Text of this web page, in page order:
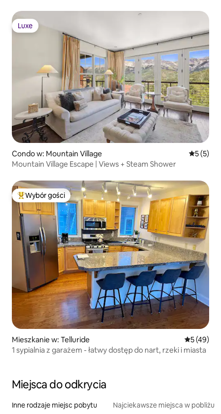
Luxe
Luxe
Condo w: Mountain Village Średnia
5 (5)
Mountain Village Escape | Views + Steam Shower
Najpopularniejsze z kategorii Wybór gości
Wybór gości
Mieszkanie w: Telluride Średnia
5 (49)
1 sypialnia z garażem - łatwy dostęp do nart, rzeki i miasta
Miejsca do odkrycia
Inne rodzaje miejsc pobytu Najciekawsze miejsca w pobliżu